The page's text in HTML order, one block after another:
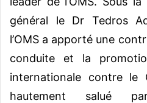
général le Dr Tedros
l’OMS a apporté une
conduite et la
internationale contre le
hautement salué